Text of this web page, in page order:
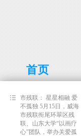
首页
市残联： 星星相融 爱
不孤独 5月15日，威海
市残联衔尾环翠区残
联、山东大学“以画疗
心”团队，举办关爱孤